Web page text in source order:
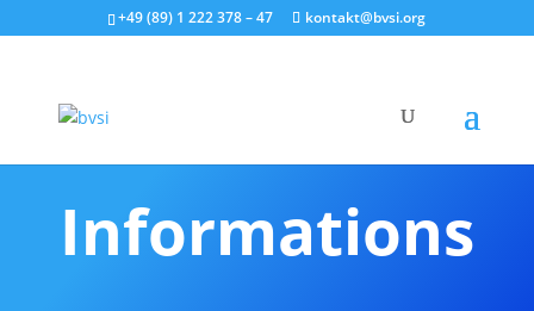
+49 (89) 1 222 378 – 47 kontakt@bvsi.org
Informations